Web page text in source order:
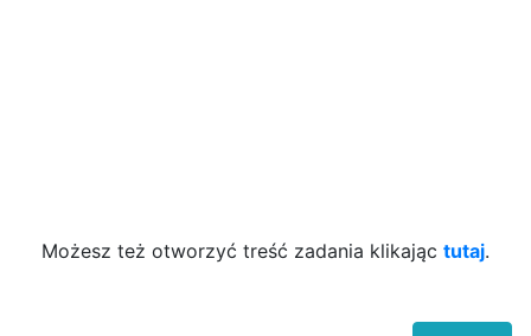
Możesz też otworzyć treść zadania klikając tutaj.